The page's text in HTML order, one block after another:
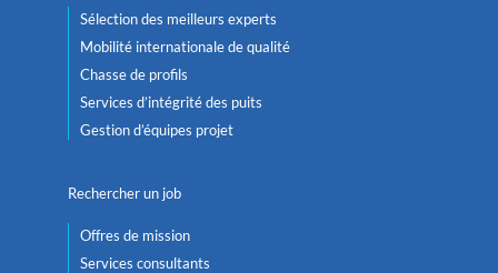
Sélection des meilleurs experts
Mobilité internationale de qualité
Chasse de profils
Services d’intégrité des puits
Gestion d’équipes projet
Rechercher un job
Offres de mission
Services consultants